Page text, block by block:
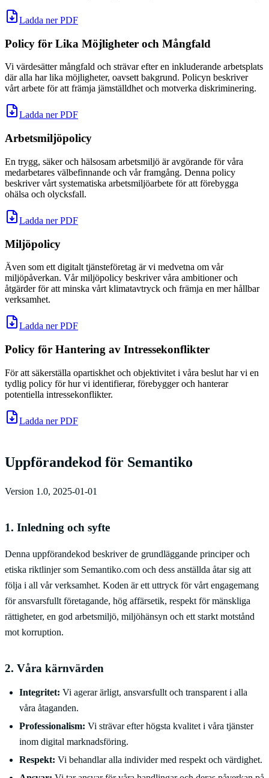
Ladda ner PDF
Policy för Lika Möjligheter och Mångfald
Vi värdesätter mångfald och strävar efter en inkluderande arbetsplats
där alla har lika möjligheter, oavsett bakgrund. Policyn beskriver
vårt arbete för att främja jämställdhet och motverka diskriminering.
Ladda ner PDF
Arbetsmiljöpolicy
En trygg, säker och hälsosam arbetsmiljö är avgörande för våra
medarbetares välbefinnande och vår framgång. Denna policy
beskriver vårt systematiska arbetsmiljöarbete för att förebygga
ohälsa och olycksfall.
Ladda ner PDF
Miljöpolicy
Även som ett digitalt tjänsteföretag är vi medvetna om vår
miljöpåverkan. Vår miljöpolicy beskriver våra ambitioner och
åtgärder för att minska vårt klimatavtryck och främja en mer hållbar
verksamhet.
Ladda ner PDF
Policy för Hantering av Intressekonflikter
För att säkerställa opartiskhet och objektivitet i våra beslut har vi en
tydlig policy för hur vi identifierar, förebygger och hanterar
potentiella intressekonflikter.
Ladda ner PDF
Uppförandekod för Semantiko
Version 1.0, 2025-01-01
1. Inledning och syfte
Denna uppförandekod beskriver de grundläggande principer och
etiska riktlinjer som Semantiko.com och dess anställda åtar sig att
följa i all vår verksamhet. Koden är ett uttryck för vårt engagemang
för ansvarsfullt företagande, hög affärsetik, respekt för mänskliga
rättigheter, en god arbetsmiljö, miljöhänsyn och ett starkt motstånd
mot korruption.
2. Våra kärnvärden
Integritet: Vi agerar ärligt, ansvarsfullt och transparent i alla
våra åtaganden.
Professionalism: Vi strävar efter högsta kvalitet i våra tjänster
inom digital marknadsföring.
Respekt: Vi behandlar alla individer med respekt och värdighet.